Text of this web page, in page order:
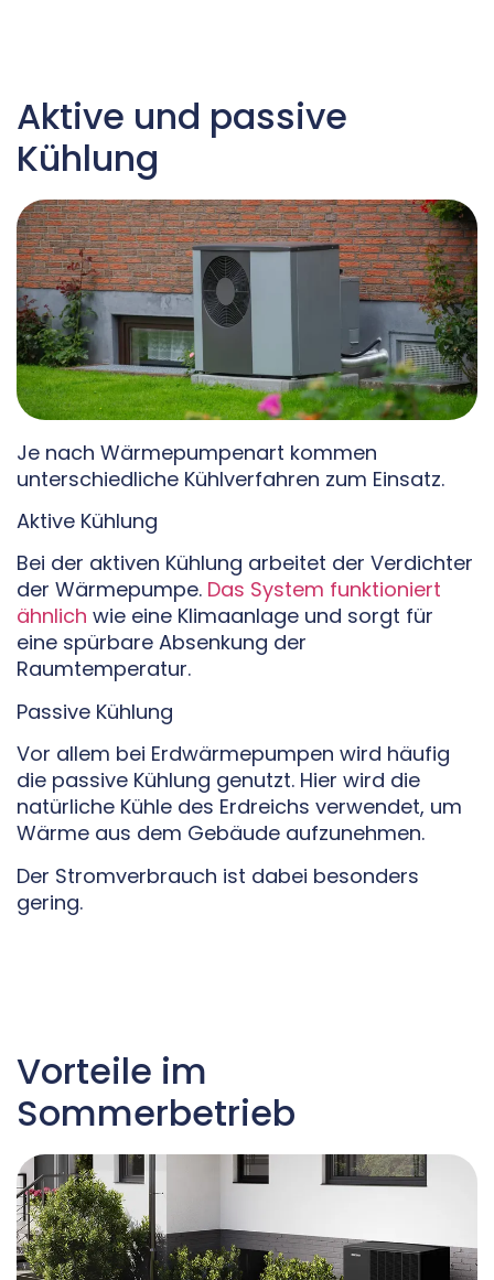
Aktive und passive
Kühlung
Je nach Wärmepumpenart kommen
unterschiedliche Kühlverfahren zum Einsatz.
Aktive Kühlung
Bei der aktiven Kühlung arbeitet der Verdichter
der Wärmepumpe. Das System funktioniert
ähnlich wie eine Klimaanlage und sorgt für
eine spürbare Absenkung der
Raumtemperatur.
Passive Kühlung
Vor allem bei Erdwärmepumpen wird häufig
die passive Kühlung genutzt. Hier wird die
natürliche Kühle des Erdreichs verwendet, um
Wärme aus dem Gebäude aufzunehmen.
Der Stromverbrauch ist dabei besonders
gering.
Vorteile im
Sommerbetrieb